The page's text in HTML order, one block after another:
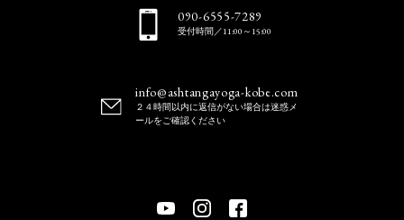
090-6555-7289
受付時間／11:00～15:00
info@ashtangayoga-kobe.com
２４時間以内に返信がない場合は迷惑メ
ールをご確認ください